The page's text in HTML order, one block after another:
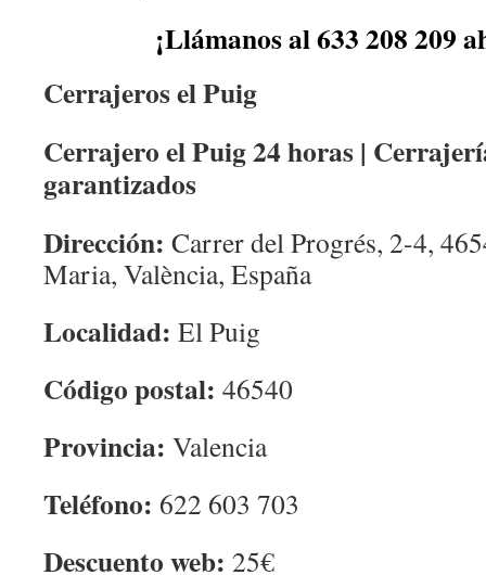
¡Llámanos al 633 208 209
Cerrajeros el Puig
Cerrajero el Puig 24 horas |
garantizados
Dirección: Carrer del Progrés, 2-4,
Maria, València, España
Localidad: El Puig
Código postal: 46540
Provincia: Valencia
Teléfono: 622 603 703
Descuento web: 25€